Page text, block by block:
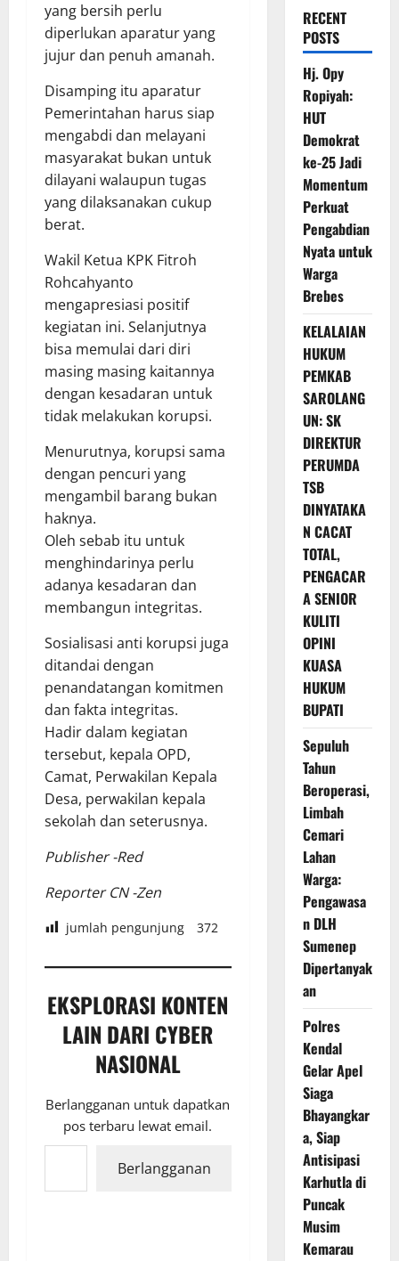
yang bersih perlu
diperlukan aparatur yang
jujur dan penuh amanah.
Disamping itu aparatur
Pemerintahan harus siap
mengabdi dan melayani
masyarakat bukan untuk
dilayani walaupun tugas
yang dilaksanakan cukup
berat.
Wakil Ketua KPK Fitroh
Rohcahyanto
mengapresiasi positif
kegiatan ini. Selanjutnya
bisa memulai dari diri
masing masing kaitannya
dengan kesadaran untuk
tidak melakukan korupsi.
Menurutnya, korupsi sama
dengan pencuri yang
mengambil barang bukan
haknya.
Oleh sebab itu untuk
menghindarinya perlu
adanya kesadaran dan
membangun integritas.
Sosialisasi anti korupsi juga
ditandai dengan
penandatangan komitmen
dan fakta integritas.
Hadir dalam kegiatan
tersebut, kepala OPD,
Camat, Perwakilan Kepala
Desa, perwakilan kepala
sekolah dan seterusnya.
Publisher -Red
Reporter CN -Zen
jumlah pengunjung 372
EKSPLORASI KONTEN
LAIN DARI CYBER
NASIONAL
Berlangganan untuk dapatkan
pos terbaru lewat email.
Ketikkan email Anda...
Berlangganan
RECENT
POSTS
Hj. Opy
Ropiyah:
HUT
Demokrat
ke-25 Jadi
Momentum
Perkuat
Pengabdian
Nyata untuk
Warga
Brebes
KELALAIAN
HUKUM
PEMKAB
SAROLANG
UN: SK
DIREKTUR
PERUMDA
TSB
DINYATAKA
N CACAT
TOTAL,
PENGACAR
A SENIOR
KULITI
OPINI
KUASA
HUKUM
BUPATI
Sepuluh
Tahun
Beroperasi,
Limbah
Cemari
Lahan
Warga:
Pengawasa
n DLH
Sumenep
Dipertanyak
an
Polres
Kendal
Gelar Apel
Siaga
Bhayangkar
a, Siap
Antisipasi
Karhutla di
Puncak
Musim
Kemarau